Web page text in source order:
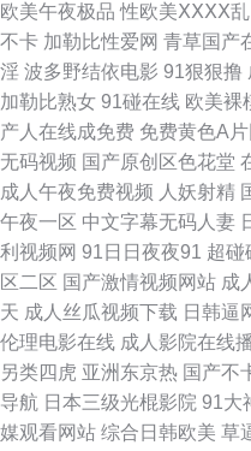
婷婷成人伊人网 日韩性交专区 97
洲色图少妇熟女 91黑丝美女艹逼
日本a片级播放 午夜剧场福利院
东京热蜜桃麻豆 老湿机无码 欧美
大香蕉影视伊人 韩国三级片小视
韩 中文字幕16p 91综合在线观看
区 91大片 大香蕉情 国产在线网
91网站直接看 超碰日本成人 韩国
欧美午夜极品 性欧美ⅩⅩⅩⅩ乱
不卡 加勒比性爱网 青草国产
淫 波多野结依电影 91狠狠撸
加勒比熟女 91碰在线 欧美裸
产人在线成免费 免费黄色A
无码视频 国产原创区色花堂
成人午夜免费视频 人妖射精
午夜一区 中文字幕无码人妻
利视频网 91日日夜夜91 超碰
区二区 国产激情视频网站 成
天 成人丝瓜视频下载 日韩逼
伦理电影在线 成人影院在线
另类四虎 亚洲东京热 国产不
导航 日本三级光棍影院 91大
媒观看网站 综合日韩欧美 草